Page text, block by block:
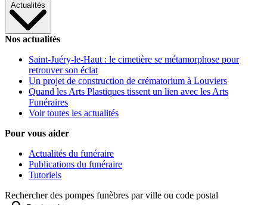
Actualités
Nos actualités
Saint-Juéry-le-Haut : le cimetière se métamorphose pour
retrouver son éclat
Un projet de construction de crématorium à Louviers
Quand les Arts Plastiques tissent un lien avec les Arts
Funéraires
Voir toutes les actualités
Pour vous aider
Actualités du funéraire
Publications du funéraire
Tutoriels
Rechercher des pompes funèbres par ville ou code postal